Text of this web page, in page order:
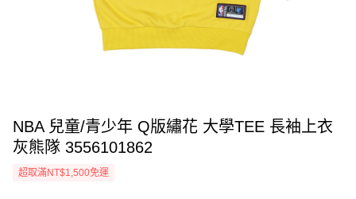
NBA 兒童/青少年 Q版繡花 大學TEE 長袖上衣
灰熊隊 3556101862
超取滿NT$1,500免運